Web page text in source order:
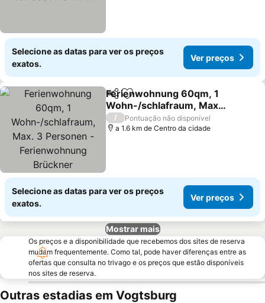
Selecione as datas para ver os preços
exatos.
Ver preços
PartilharAdicionar aos favoritos
Ferienwohnung 60qm, 1
Wohn-/schlafraum, Max.
3 Personen -
Ferienwohnung Brückner
Ver preços
/
Pontuação não disponível
a 1.6 km de Centro da cidade
Selecione as datas para ver os preços
exatos.
Ver preços
Mostrar mais
Os preços e a disponibilidade que recebemos dos sites de reserva
mudam frequentemente. Como tal, pode haver diferenças entre as
ofertas que consulta no trivago e os preços que estão disponíveis
nos sites de reserva.
Outras estadias em Vogtsburg